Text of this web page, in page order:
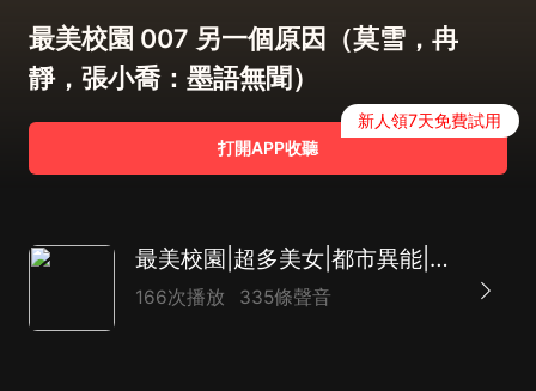
最美校園 007 另一個原因（莫雪，冉
靜，張小喬：墨語無聞）
打開APP收聽
新人領7天免費試用
最美校園|超多美女|都市異能|爆笑爽文|香豔|言情|重生八零|極品
166次播放 335條聲音